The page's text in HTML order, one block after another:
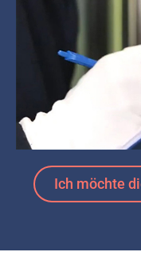
Ich möchte